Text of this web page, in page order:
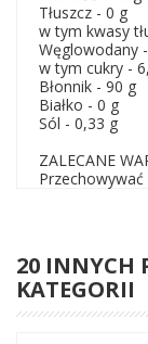
Tłuszcz - 0 g
w tym kwasy
Węglowodany
w tym cukry -
Błonnik - 90 g
Białko - 0 g
Sól - 0,33 g
ZALECANE
20 INNYCH
KATEGORII